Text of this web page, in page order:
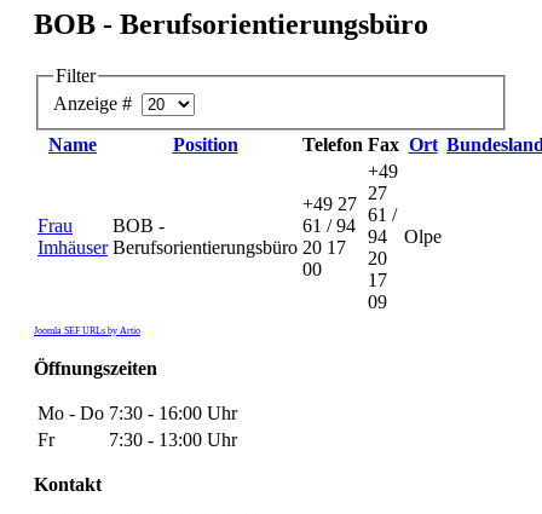
BOB - Berufsorientierungsbüro
Filter
Anzeige #
Name
Position Telefon Fax Ort
Frau
Imhäuser
BOB -
Berufsorientierungsbüro
+49 27
61 / 94
20 17
00
+49
27
61 /
94
20
17
09
Olpe
Joomla SEF URLs by Artio
Öffnungszeiten
Mo - Do 7:30 - 16:00 Uhr
Fr
7:30 - 13:00 Uhr
Kontakt